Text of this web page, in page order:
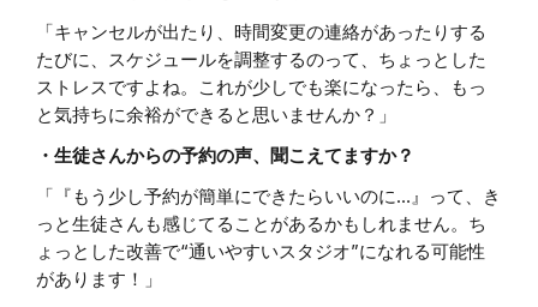
「キャンセルが出たり、時間変更の連絡があったりする
たびに、スケジュールを調整するのって、ちょっとした
ストレスですよね。こ れが少しでも楽になったら、もっ
と気持ちに余裕ができると思いませんか？」
・生徒さんからの予約の声、聞こえてますか？
「『もう少し予約が簡単にできたらいいのに…』って、き
っと生徒さんも感じてることがあるかもしれません。ち
ょっとした改善で“通いやすいスタジオ”になれる可能性
があります！」